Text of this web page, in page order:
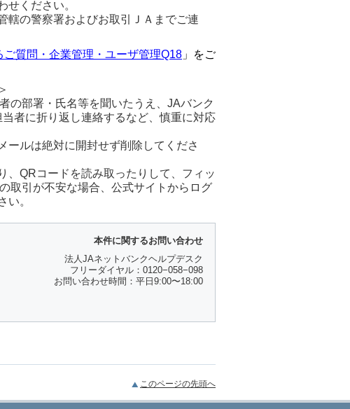
せください。
轄の警察署およびお取引ＪＡまでご連
ご質問・企業管理・ユーザ管理Q18 」をご
の部署・氏名等を聞いたうえ、JAバンク
者に折り返し連絡するなど、慎重に対応
ールは絶対に開封せず削除してくださ
、QRコードを読み取ったりして、フィッ
取引が不安な場合、公式サイトからログ
い。
本件に関するお問い合わせ
法人JAネットバンクヘルプデスク
フリーダイヤル：0120−058−098
お問い合わせ時間：平日9:00〜18:00
このページの先頭へ